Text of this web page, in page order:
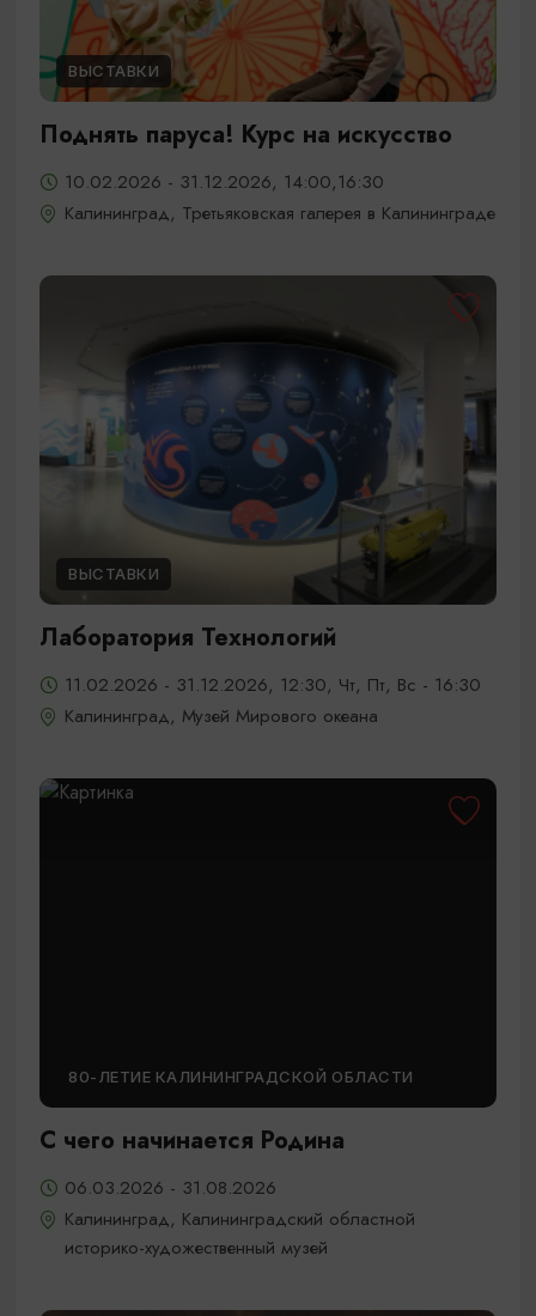
ВЫСТАВКИ
Поднять паруса! Курс на искусство
10.02.2026 - 31.12.2026, 14:00,16:30
Калининград, Третьяковская галерея в Калининграде
ВЫСТАВКИ
Лаборатория Технологий
11.02.2026 - 31.12.2026, 12:30, Чт, Пт, Вс - 16:30
Калининград, Музей Мирового океана
80-ЛЕТИЕ КАЛИНИНГРАДСКОЙ ОБЛАСТИ
С чего начинается Родина
06.03.2026 - 31.08.2026
Калининград, Калининградский областной
историко-художественный музей